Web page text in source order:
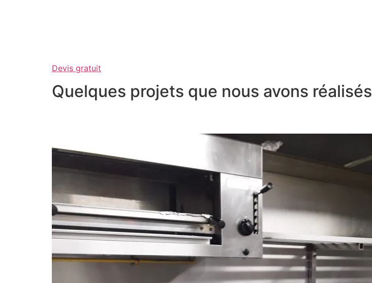
Devis gratuit
Quelques projets que nous avons réalisés